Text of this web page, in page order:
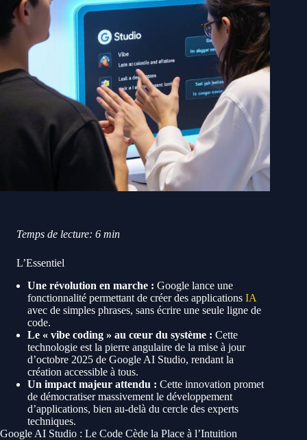
Temps de lecture: 6 min
L’Essentiel
Une révolution en marche : Google lance une
fonctionnalité permettant de créer des applications IA
avec de simples phrases, sans écrire une seule ligne de
code.
Le « vibe coding » au cœur du système : Cette
technologie est la pierre angulaire de la mise à jour
d’octobre 2025 de Google AI Studio, rendant la
création accessible à tous.
Un impact majeur attendu : Cette innovation promet
de démocratiser massivement le développement
d’applications, bien au-delà du cercle des experts
techniques.
Google AI Studio : Le Code Cède la Place à l’Intuition